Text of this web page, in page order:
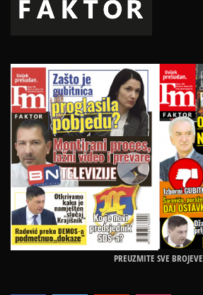
PREUZMITE SVE BROJEVE